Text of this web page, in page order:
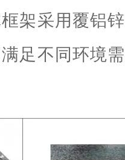
框架采用覆铝
足不同环境